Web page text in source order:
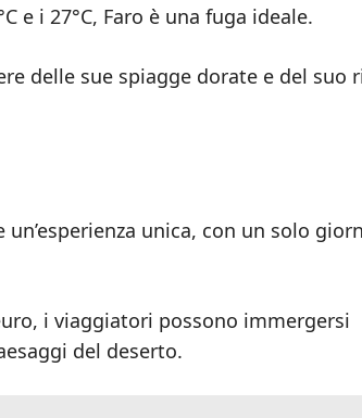
e i 27°C, Faro è una fuga ideale.
delle sue spiagge dorate e del suo
unica, con un solo
i viaggiatori possono immergersi
del deserto.